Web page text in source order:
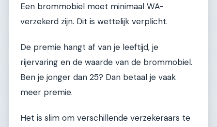
Een brommobiel moet minimaal WA-
verzekerd zijn. Dit is wettelijk verplicht.
De premie hangt af van je leeftijd, je
rijervaring en de waarde van de brommobiel.
Ben je jonger dan 25? Dan betaal je vaak
meer premie.
Het is slim om verschillende verzekeraars te